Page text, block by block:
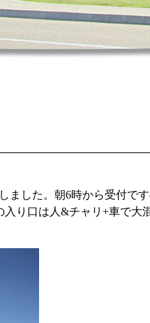
ました。朝6時から受付で
入り口は人&チャリ+車で大